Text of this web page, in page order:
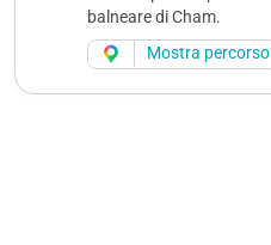
balneare di Cham.
Mostra percorso